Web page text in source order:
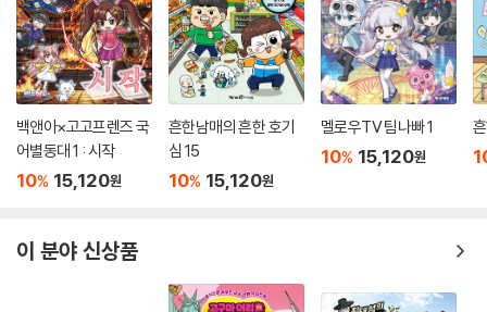
백앤아×고고프렌즈 국
어별동대 1 : 시작
10% 15,120원
흔한남매의 흔한 호기
심 15
10% 15,120원
멜로우TV 팀나빠 1
10% 15,120원
이 분야 신상품